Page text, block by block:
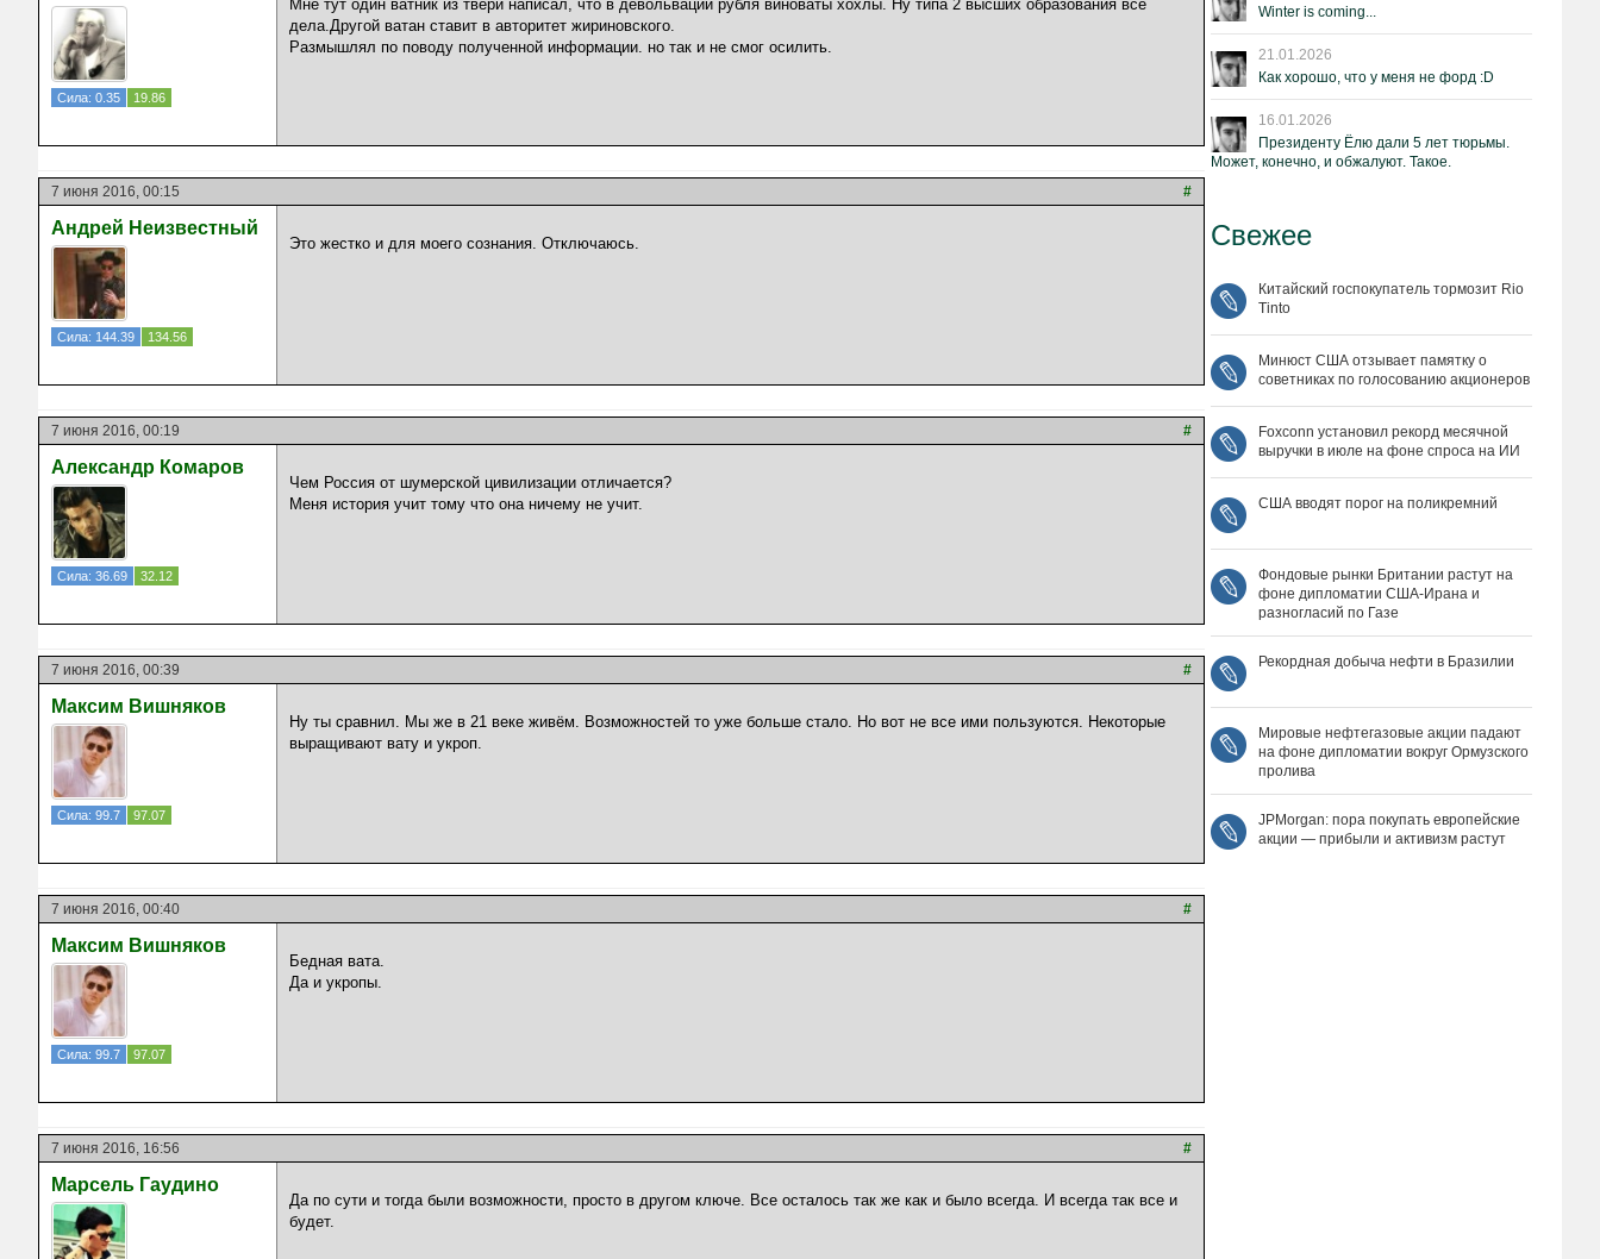
Сила: 0.35 19.86
Мне тут один ватник из твери написал, что в девольвации рубля виноваты хохлы. Ну типа 2 высших образования все
дела.Другой ватан ставит в авторитет жириновского.
Размышлял по поводу полученной информации. но так и не смог осилить.
7 июня 2016, 00:15 #
Андрей Неизвестный
Сила: 144.39 134.56
Это жестко и для моего сознания. Отключаюсь.
7 июня 2016, 00:19 #
Александр Комаров
Сила: 36.69 32.12
Чем Россия от шумерской цивилизации отличается?
Меня история учит тому что она ничему не учит.
7 июня 2016, 00:39 #
Максим Вишняков
Сила: 99.7 97.07
Ну ты сравнил. Мы же в 21 веке живём. Возможностей то уже больше стало. Но вот не все ими пользуются. Некоторые
выращивают вату и укроп.
7 июня 2016, 00:40 #
Максим Вишняков
Сила: 99.7 97.07
Бедная вата.
Да и укропы.
7 июня 2016, 16:56 #
Марсель Гаудино
Да по сути и тогда были возможности, просто в другом ключе. Все осталось так же как и было всегда. И всегда так все и
будет.
Winter is coming...
21.01.2026
Как хорошо, что у меня не форд :D
16.01.2026
Президенту Ёлю дали 5 лет тюрьмы.
Может, конечно, и обжалуют. Такое.
Свежее
Китайский госпокупатель тормозит Rio
Tinto
Минюст США отзывает памятку о
советниках по голосованию акционеров
Foxconn установил рекорд месячной
выручки в июле на фоне спроса на ИИ
США вводят порог на поликремний
Фондовые рынки Британии растут на
фоне дипломатии США‑Ирана и
разногласий по Газе
Рекордная добыча нефти в Бразилии
Мировые нефтегазовые акции падают
на фоне дипломатии вокруг Ормузского
пролива
JPMorgan: пора покупать европейские
акции — прибыли и активизм растут